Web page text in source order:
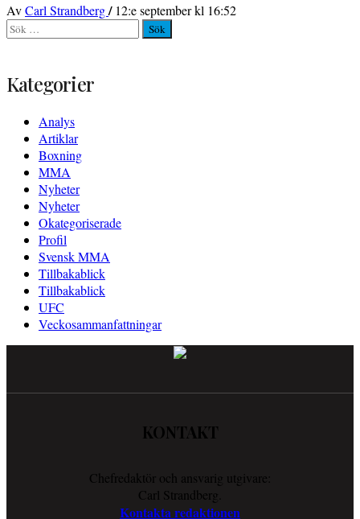
AvCarl Strandberg/ 12:e september kl 16:52
Sök
efter:
Kategorier
Analys
Artiklar
Boxning
MMA
Nyheter
Nyheter
Okategoriserade
Profil
Svensk MMA
Tillbakablick
Tillbakablick
UFC
Veckosammanfattningar
KONTAKT
Chefredaktör och ansvarig utgivare:
Carl Strandberg.
Kontakta redaktionen